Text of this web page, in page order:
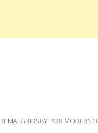
TEMA: GRIDSBY POR